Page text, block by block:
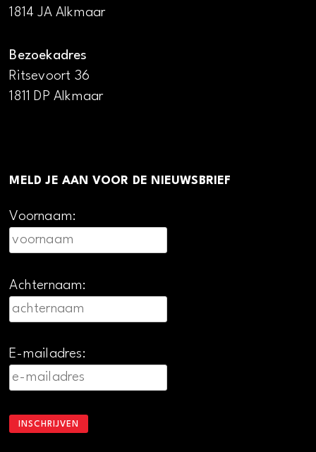
1814 JA Alkmaar
Bezoekadres
Ritsevoort 36
1811 DP Alkmaar
MELD JE AAN VOOR DE NIEUWSBRIEF
Voornaam:
Achternaam:
E-mailadres: